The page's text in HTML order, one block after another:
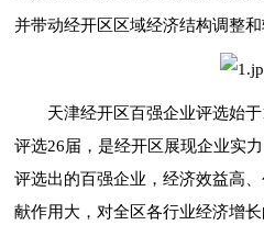
并带动经开区区域经济结构调整和
天津经开区百强企业评选始
评选26届，是经开区展现企业实
评选出的百强企业，经济效益高
献作用大，对全区各行业经济增